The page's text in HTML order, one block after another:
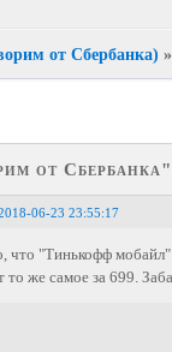
от Сбербанка) »
от Сбербанка"
06-23 23:55:17
что "Тинькофф мобайл"
то же самое за 699.